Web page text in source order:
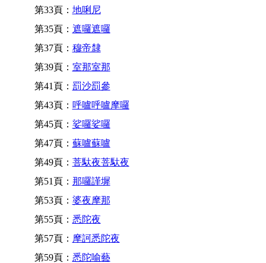
第33頁： 地唎尼
第35頁： 遮囉遮囉
第37頁： 穆帝隸
第39頁： 室那室那
第41頁： 罰沙罰參
第43頁： 呼嚧呼嚧摩囉
第45頁： 娑囉娑囉
第47頁： 蘇嚧蘇嚧
第49頁： 菩馱夜菩馱夜
第51頁： 那囉謹墀
第53頁： 婆夜摩那
第55頁： 悉陀夜
第57頁： 摩訶悉陀夜
第59頁： 悉陀喻藝